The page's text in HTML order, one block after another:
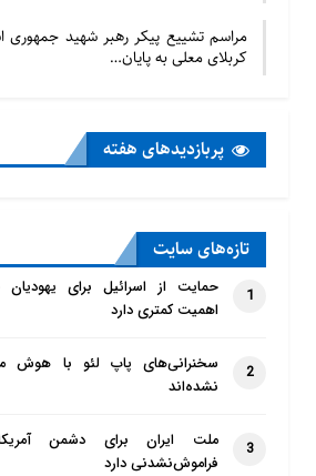
مراسم تشییع پیکر رهبر شهید جمهوری
کربلای معلی به پایان…
پربازدید‌های هفته
تازه‌‌های سایت
1
حمایت از اسرائیل برای یهودیان
اهمیت کمتری دارد
2
سخنرانی‌های پاپ لئو با هوش
نشده‌اند
3
ملت ایران برای دشمن
فراموش‌نشدنی دارد